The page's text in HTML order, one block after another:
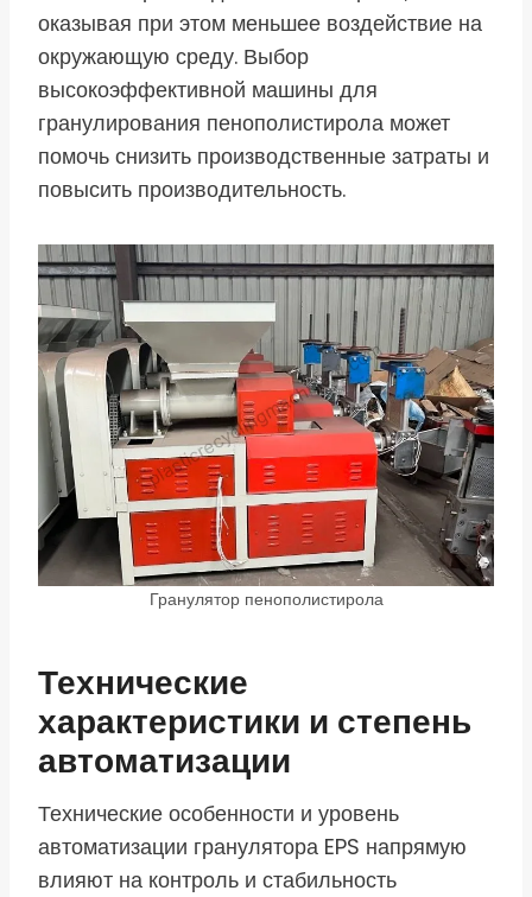
оказывая при этом меньшее воздействие на
окружающую среду. Выбор
высокоэффективной машины для
гранулирования пенополистирола может
помочь снизить производственные затраты и
повысить производительность.
Гранулятор пенополистирола
Технические
характеристики и степень
автоматизации
Технические особенности и уровень
автоматизации гранулятора EPS напрямую
влияют на контроль и стабильность